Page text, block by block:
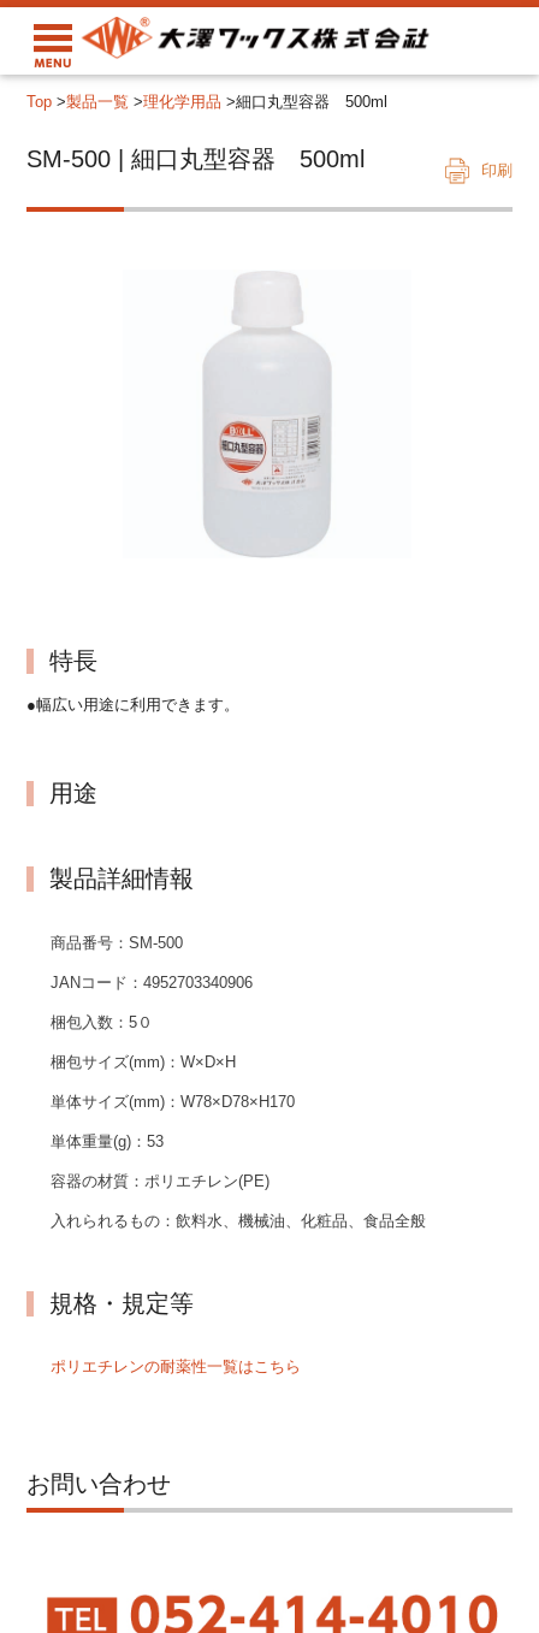
Top >製品一覧 >理化学用品 >細口丸型容器 500ml
SM-500 | 細口丸型容器 500ml 印刷
特長
●幅広い用途に利用できます。
用途
製品詳細情報
商品番号：SM-500
JANコード：4952703340906
梱包入数：5０
梱包サイズ(mm)：W×D×H
単体サイズ(mm)：W78×D78×H170
単体重量(g)：53
容器の材質：ポリエチレン(PE)
入れられるもの：飲料水、機械油、化粧品、食品全般
規格・規定等
ポリエチレンの耐薬性一覧はこちら
お問い合わせ